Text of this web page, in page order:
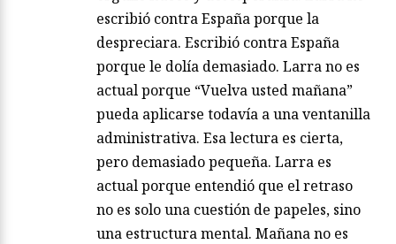
escribió contra España porque la
despreciara. Escribió contra España
porque le dolía demasiado. Larra no es
actual porque “Vuelva usted mañana”
pueda aplicarse todavía a una ventanilla
administrativa. Esa lectura es cierta,
pero demasiado pequeña. Larra es
actual porque entendió que el retraso
no es solo una cuestión de papeles, sino
una estructura mental. Mañana no es